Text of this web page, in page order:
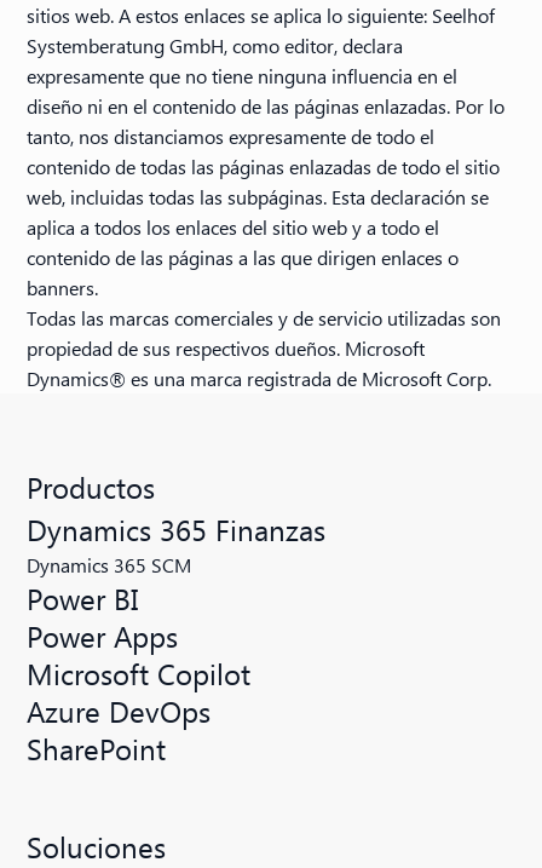
sitios web. A estos enlaces se aplica lo siguiente: Seelhof
Systemberatung GmbH, como editor, declara
expresamente que no tiene ninguna influencia en el
diseño ni en el contenido de las páginas enlazadas. Por lo
tanto, nos distanciamos expresamente de todo el
contenido de todas las páginas enlazadas de todo el sitio
web, incluidas todas las subpáginas. Esta declaración se
aplica a todos los enlaces del sitio web y a todo el
contenido de las páginas a las que dirigen enlaces o
banners.
Todas las marcas comerciales y de servicio utilizadas son
propiedad de sus respectivos dueños. Microsoft
Dynamics® es una marca registrada de Microsoft Corp.
Productos
Dynamics 365 Finanzas
Dynamics 365 SCM
Power BI
Power Apps
Microsoft Copilot
Azure DevOps
SharePoint
Soluciones